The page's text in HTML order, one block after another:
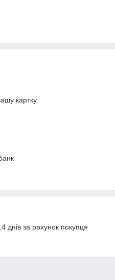
картку
днів за рахунок покупця